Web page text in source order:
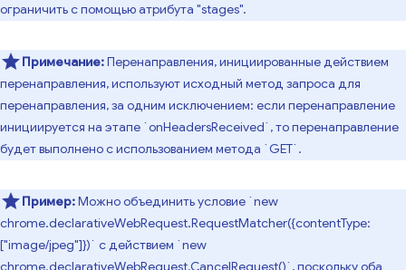
ограничить с помощью атрибута "stages".
Примечание:Перенаправления, инициированные действием
перенаправления, используют исходный метод запроса для
перенаправления, за одним исключением: если перенаправление
инициируется на этапе `onHeadersReceived`, то перенаправление
будет выполнено с использованием метода `GET`.
Пример:Можно объединить условие `new
chrome.declarativeWebRequest.RequestMatcher({contentType:
["image/jpeg"]})` с действием `new
chrome.declarativeWebRequest.CancelRequest()`, поскольку оба